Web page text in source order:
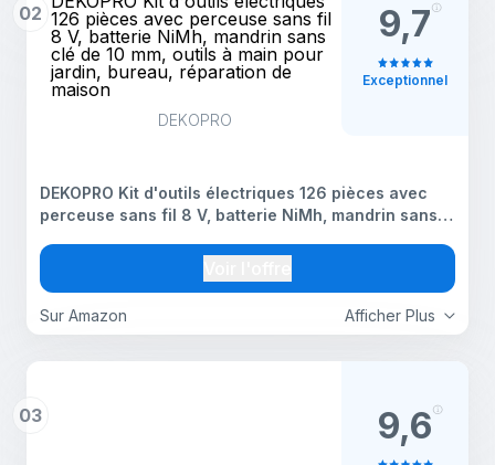
02 126 pièces avec perceuse sans fil
8 V, batterie NiMh, mandrin sans
clé de 10 mm, outils à main pour
jardin, bureau, réparation de
maison
DEKOPRO
Afficher Plus
Sur Amazon
DEKOPRO Kit d'outils électriques 126 pièces avec
perceuse sans fil 8 V, batterie NiMh, mandrin sans
réparation de maison
9,7
Exceptionnel
03 9,6